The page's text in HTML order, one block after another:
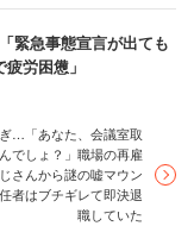
緊急事態宣言が出ても
労困憊」
…「あなた、会議室取
でしょ？」職場の再雇
さんから謎の嘘マウン
者はブチギレて即決退
職していた